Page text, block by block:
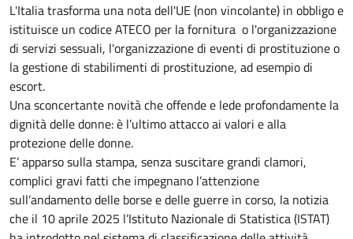
L'Italia trasforma una nota dell'UE (non vincolante) in obbligo e
istituisce un codice ATECO per la fornitura o l'organizzazione
di servizi sessuali, l'organizzazione di eventi di prostituzione o
la gestione di stabilimenti di prostituzione, ad esempio di
escort.
Una sconcertante novità che offende e lede profondamente la
dignità delle donne: è l’ultimo attacco ai valori e alla
protezione delle donne.
E’ apparso sulla stampa, senza suscitare grandi clamori,
complici gravi fatti che impegnano l’attenzione
sull’andamento delle borse e delle guerre in corso, la notizia
che il 10 aprile 2025 l’Istituto Nazionale di Statistica (ISTAT)